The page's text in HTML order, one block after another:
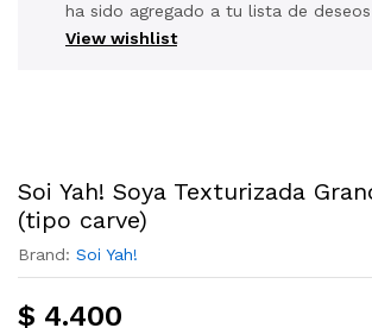
View wishlist
ha sido agregado a tu lista de deseos
Soi Yah! Soya Texturizada
(tipo carve)
Brand: Soi Yah!
$ 4.400